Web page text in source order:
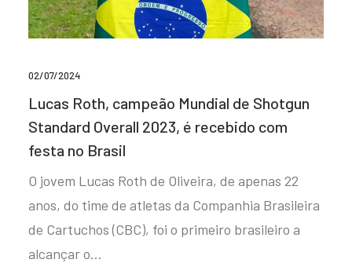
02/07/2024
Lucas Roth, campeão Mundial de Shotgun
Standard Overall 2023, é recebido com
festa no Brasil
O jovem Lucas Roth de Oliveira, de apenas 22
anos, do time de atletas da Companhia Brasileira
de Cartuchos (CBC), foi o primeiro brasileiro a
alcançar o…